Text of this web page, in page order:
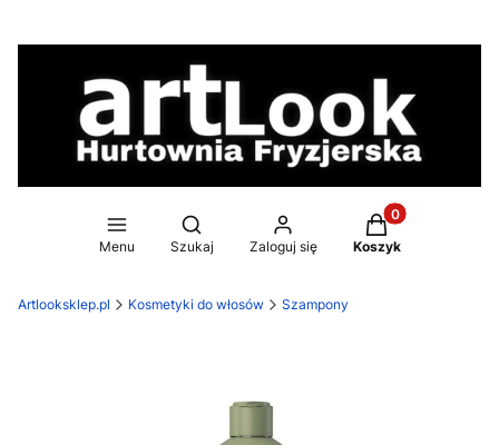
Menu
Otwórz wyszukiwarkę
Szukaj Zaloguj się
Produkty w
Koszyk
Artlooksklep.pl Kosmetyki do włosów Szampony